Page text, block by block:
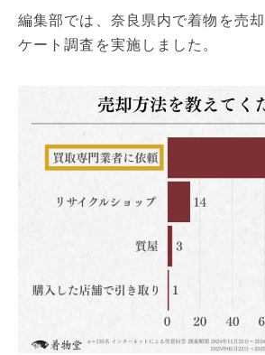
編集部では、奈良県内で着物を売
ケート調査を実施しました。